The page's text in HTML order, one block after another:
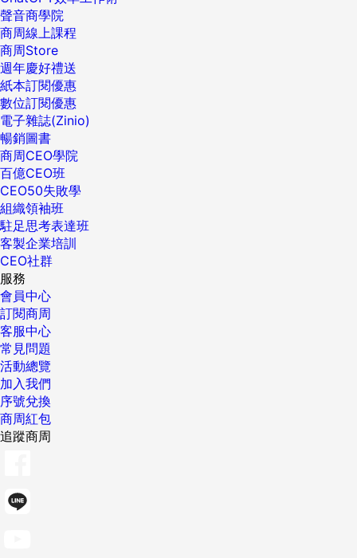
聲音商學院
商周線上課程
商周Store
週年慶好禮送
紙本訂閱優惠
數位訂閱優惠
電子雜誌(Zinio)
暢銷圖書
商周CEO學院
百億CEO班
CEO50失敗學
組織領袖班
駐足思考表達班
客製企業培訓
CEO社群
服務
會員中心
訂閱商周
客服中心
常見問題
活動總覽
加入我們
序號兌換
商周紅包
追蹤商周